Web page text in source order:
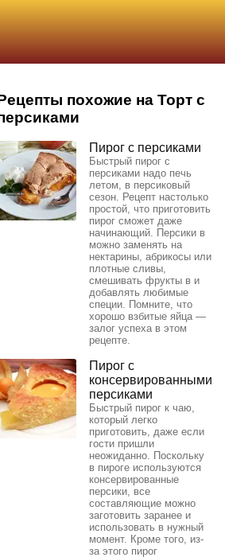
похожие на Торт с
Пирог с персиками
Быстрый пирог с
персиками надо печь
летом, в персиковый
сезон. Рецепт настолько
простой, что приготовить
пирог сможет даже
начинающий. Персики в
можно заменять на
нектарины, абрикосы или
плотные сливы,
смешивать фрукты в и
добавлять любимые
специи. Помните, что
хорошо взбитые яйца —
залог успеха в этом
рецепте.
Пирог с
консервированными
персиками
Быстрый пирог к чаю,
который легко
приготовить, даже если
гости пришли
неожиданно. Поскольку
в пироге используются
консервированные
персики, все
составляющие можно
заготовить заранее и
использовать в нужный
момент. Кроме того, из-
за этого пирог